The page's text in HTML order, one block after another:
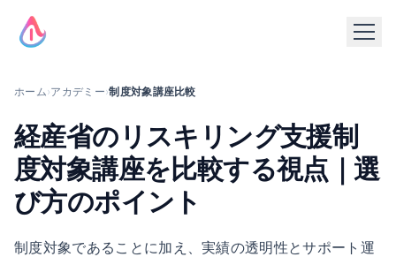
ホーム›アカデミー›制度対象講座比較
経産省のリスキリング支援制
度対象講座を比較する視点｜選
び方のポイント
制度対象であることに加え、実績の透明性とサポート運